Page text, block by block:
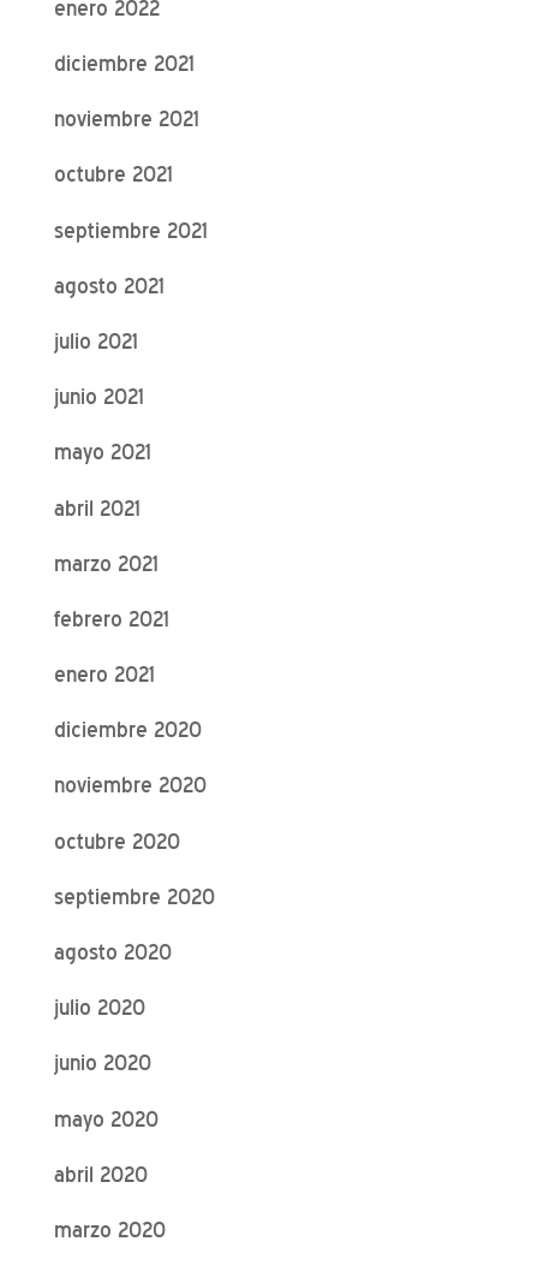
enero 2022
diciembre 2021
noviembre 2021
octubre 2021
septiembre 2021
agosto 2021
julio 2021
junio 2021
mayo 2021
abril 2021
marzo 2021
febrero 2021
enero 2021
diciembre 2020
noviembre 2020
octubre 2020
septiembre 2020
agosto 2020
julio 2020
junio 2020
mayo 2020
abril 2020
marzo 2020